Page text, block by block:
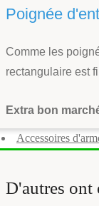
Accessoires
Poignée
Comme les
rectangulaire est
Extra bon
D'autres ont